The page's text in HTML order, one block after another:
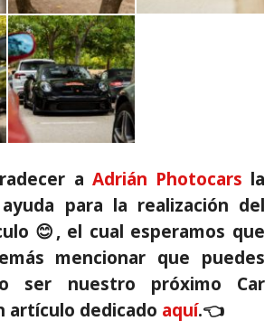
a Adrián Photocars la
para la realización del
😊, el cual esperamos que
mencionar que puedes
ser nuestro próximo Car
artículo dedicado aquí.👈